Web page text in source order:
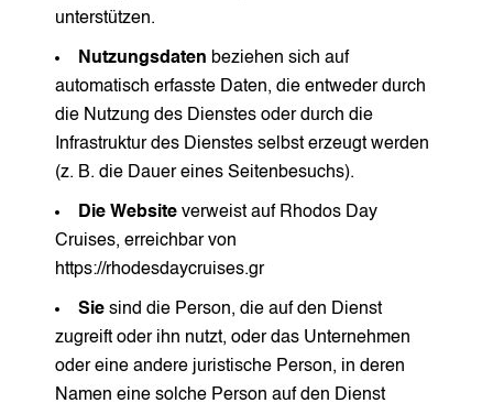
unterstützen.
Nutzungsdaten beziehen sich auf
automatisch erfasste Daten, die entweder durch
die Nutzung des Dienstes oder durch die
Infrastruktur des Dienstes selbst erzeugt werden
(z. B. die Dauer eines Seitenbesuchs).
Die Website verweist auf Rhodos Day
Cruises, erreichbar von
https://rhodesdaycruises.gr
Sie sind die Person, die auf den Dienst
zugreift oder ihn nutzt, oder das Unternehmen
oder eine andere juristische Person, in deren
Namen eine solche Person auf den Dienst